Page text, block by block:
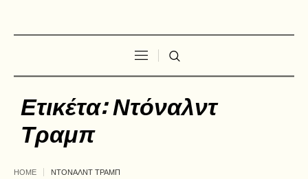
Ετικέτα:Ντόναλντ
Τραμπ
HOME ΝΤΟΝΑΛΝΤ ΤΡΑΜΠ